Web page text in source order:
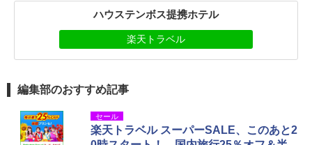
ハウステンボス提携ホテル
楽天トラベル
編集部のおすすめ記事
セール
楽天トラベル スーパーSALE、このあと2